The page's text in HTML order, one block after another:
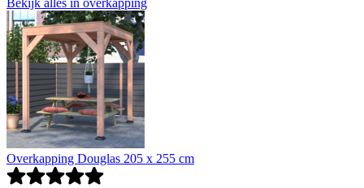
Bekijk alles in overkapping
Overkapping Douglas 205 x 255 cm